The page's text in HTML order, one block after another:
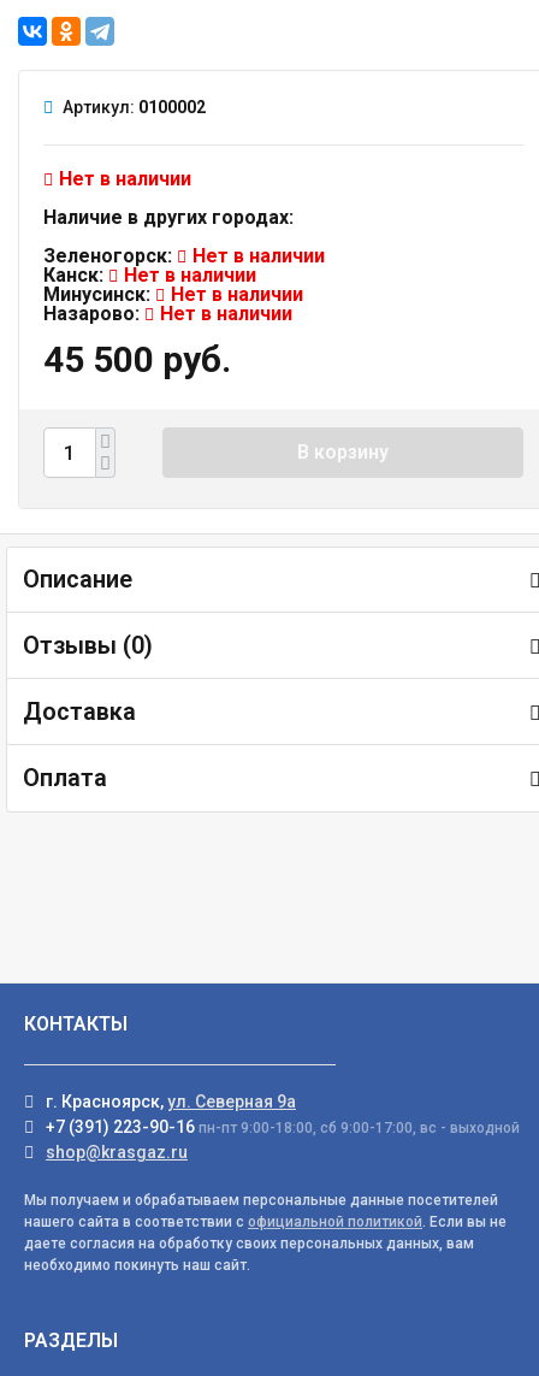
Артикул: 0100002
Нет в наличии
Наличие в других городах:
Зеленогорск:
Нет в наличии
Канск:
Нет в наличии
Минусинск:
Нет в наличии
Назарово:
Нет в наличии
45 500 руб.
В корзину
Описание
Отзывы (0)
Доставка
Оплата
КОНТАКТЫ
г. Красноярск,ул. Северная 9а
+7 (391) 223-90-16 пн-пт 9:00-18:00, сб 9:00-17:00, вс - выходной
shop@krasgaz.ru
Мы получаем и обрабатываем персональные данные посетителей
нашего сайта в соответствии с официальной политикой. Если вы не
даете согласия на обработку своих персональных данных, вам
необходимо покинуть наш сайт.
РАЗДЕЛЫ